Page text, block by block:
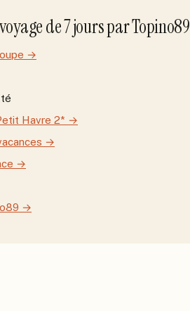
de7joursparTopino89
→
Havre 2* →
→
→
→